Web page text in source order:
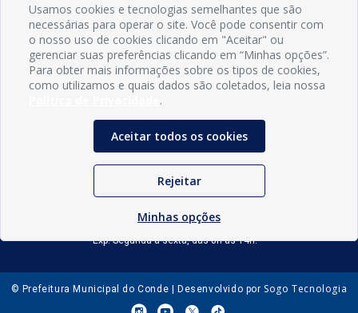
INFORMAÇÕES
CNPJ: 08.916.645/0001-80
LOC RODOVIA PB 018, SN, Centro, Conde, PB, 58322-000
gabinetedaprefeita@conde.pb.gov.br
Exp: Segunda a sexta, das 8h às 14h.
© Prefeitura Municipal do Conde | Desenvolvido por Sogo Tecnologia
Usamos cookies e tecnologias semelhantes que são
necessárias para operar o site. Você pode consentir com
o nosso uso de cookies clicando em "Aceitar" ou
gerenciar suas preferências clicando em “Minhas opções”.
Para obter mais informações sobre os tipos de cookies,
como utilizamos e quais dados são coletados, leia nossa
.
Aceitar todos os cookies
Rejeitar
Minhas opções